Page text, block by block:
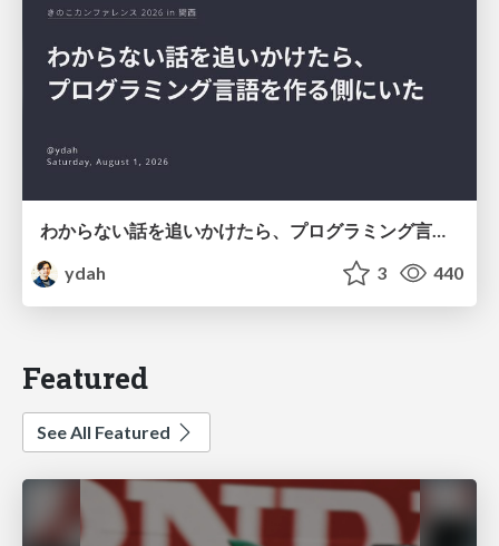
わからない話を追いかけたら、プログラミング言語を作る側にいた
ydah
3 440
Featured
See All Featured